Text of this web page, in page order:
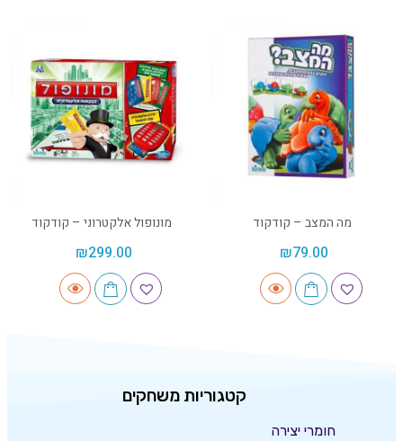
מה המצב – קודקוד
₪79.00
מונופול אלקטרוני – קודקוד
₪299.00
קטגוריות משחקים
חומרי יצירה